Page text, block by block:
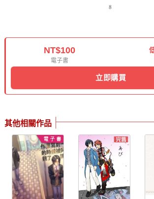
NT$100
電子書
立即購買
其他相關作品